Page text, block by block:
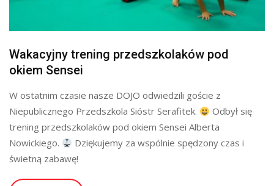
Wakacyjny trening przedszkolaków pod
okiem Sensei
W ostatnim czasie nasze DOJO odwiedzili goście z
Niepublicznego Przedszkola Sióstr Serafitek.
Odbył się
trening przedszkolaków pod okiem Sensei Alberta
Nowickiego.
Dziękujemy za wspólnie spędzony czas i
świetną zabawę!